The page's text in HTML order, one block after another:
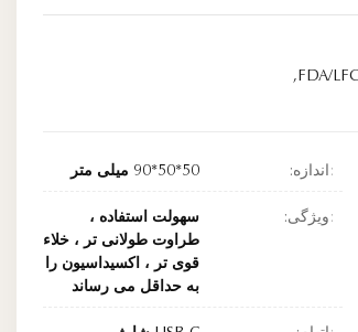
,
اندازه: 50*50*90 میلی متر
ویژگی:
سهولت استفاده ،
طراوت طولانی تر ، خلاء
قوی تر ، اکسیداسیون را
به حداقل می رساند